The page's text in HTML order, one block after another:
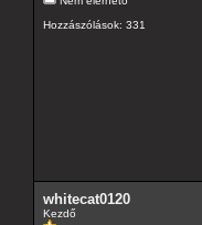
Hozzászólások: 331
whitecat0120
Kezdő